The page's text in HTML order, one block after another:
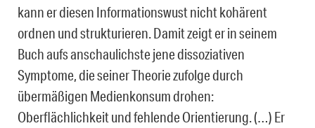
kann er diesen Informationswust nicht kohärent
ordnen und strukturieren. Damit zeigt er in seinem
Buch aufs anschaulichste jene dissoziativen
Symptome, die seiner Theorie zufolge durch
übermäßigen Medienkonsum drohen:
Oberflächlichkeit und fehlende Orientierung. (…) Er